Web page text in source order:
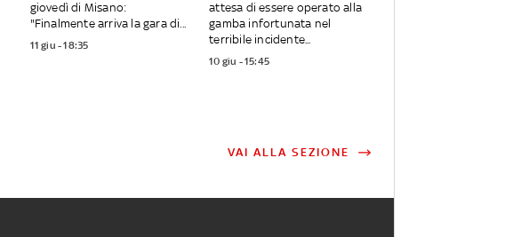
giovedì di Misano:
"Finalmente arriva la gara di...
11 giu - 18:35
attesa di essere operato alla
gamba infortunata nel
terribile incidente...
10 giu - 15:45
VAI ALLA SEZIONE